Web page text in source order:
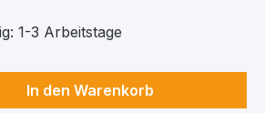
1-3 Arbeitstage
gewünschten Wert
In den Warenkorb